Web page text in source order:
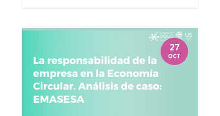
27
OCT